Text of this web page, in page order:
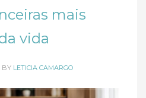
mais
vida
BY LETICIA CAMARGO